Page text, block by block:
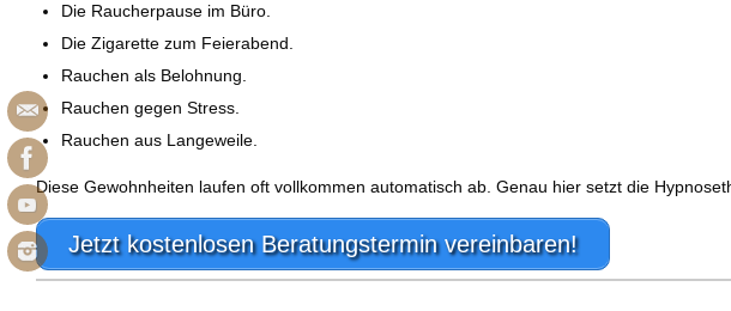
Die Raucherpause im Büro.
Die Zigarette zum Feierabend.
Rauchen als Belohnung.
Rauchen gegen Stress.
Rauchen aus Langeweile.
Diese Gewohnheiten laufen oft vollkommen automatisch ab. Genau hier setzt die
Jetzt kostenlosen Beratungstermin vereinbaren!